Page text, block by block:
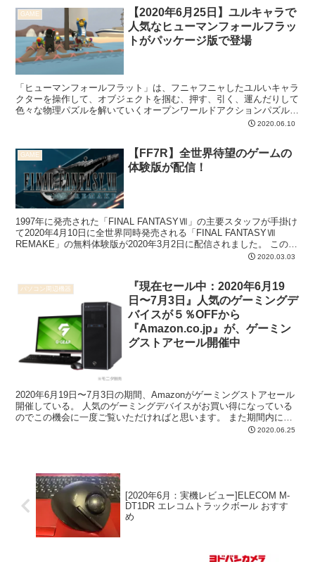
GAME
【2020年6月25日】ユルキャラで
人気なヒューマンフォールフラッ
トがパッケージ版で登場
「ヒューマンフォールフラット」は、フニャフニャしたユルいキャラ
クターを操作して、オブジェクトを掴む、押す、引く、運んだりして
色々な物理パズルを解いていくオープンワールドアクションパズルゲ
ームです。 シングルプレイ、画面分割2P協力プレイ、ま...2020.06.10
GAME
【FF7R】全世界待望のゲームの
体験版が配信！
1997年に発売された「FINAL FANTASYⅦ」の主要スタッフが手掛け
て2020年4月10日に全世界同時発売される「FINAL FANTASYⅦ
REMAKE」の無料体験版が2020年3月2日に配信されました。 この無
2020.03.03
パソコン周辺機器
『現在セール中：2020年6月19
日〜7月3日』人気のゲーミングデ
バイスが５％OFFから
『Amazon.co.jp』が、ゲーミン
グストアセール開催中
2020年6月19日〜7月3日の期間、Amazonがゲーミングストアセール
開催している。 人気のゲーミングデバイスがお買い得になっている
のでこの機会に一度ご覧いただければと思います。 また期間内に私
2020.06.25
[2020年6月：実機レビュー]ELECOM M-
DT1DR エレコムトラックボール おすす
め